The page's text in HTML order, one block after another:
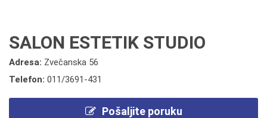
SALON ESTETIK STUDIO
Adresa: Zvečanska 56
Telefon: 011/3691-431
Pošaljite poruku